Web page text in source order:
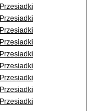
Przesiadki
Przesiadki
Przesiadki
Przesiadki
Przesiadki
Przesiadki
Przesiadki
Przesiadki
Przesiadki